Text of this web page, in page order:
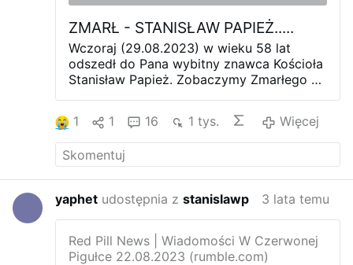
ZMARŁ - STANISŁAW PAPIEŻ.....
Wczoraj (29.08.2023) w wieku 58 lat
odszedł do Pana wybitny znawca Kościoła
Stanisław Papież. Zobaczymy Zmarłego w
niesamowitą wiedzę na temat Soboru Wat.
II, Bractwa św. Piusa X i Arcybiskupa
Marcela Lefebvrea. Requiem aeternam
dona ei Domine, et lux perpetua luceat ei.
1 1 16 1 tys. Więcej
yaphet udostępnia zstanislawp 3 lata temu
Red Pill News | Wiadomości W Czerwonej
Pigułce 22.08.2023 (rumble.com)